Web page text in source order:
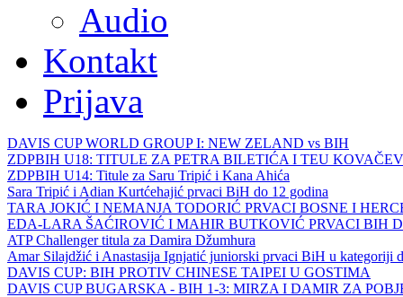
Audio
Kontakt
Prijava
DAVIS CUP WORLD GROUP I: NEW ZELAND vs BIH
ZDPBIH U18: TITULE ZA PETRA BILETIĆA I TEU
ZDPBIH U14: Titule za Saru Tripić i Kana Ahića
Sara Tripić i Adian Kurtćehajić prvaci BiH do 12 godina
TARA JOKIĆ I NEMANJA TODORIĆ PRVACI BOSNE I
EDA-LARA ŠAĆIROVIĆ I MAHIR BUTKOVIĆ PRVACI BIH
ATP Challenger titula za Damira Džumhura
Amar Silajdžić i Anastasija Ignjatić juniorski prvaci BiH u kategoriji
DAVIS CUP: BIH PROTIV CHINESE TAIPEI U GOSTIMA
DAVIS CUP BUGARSKA - BIH 1-3: MIRZA I DAMIR ZA